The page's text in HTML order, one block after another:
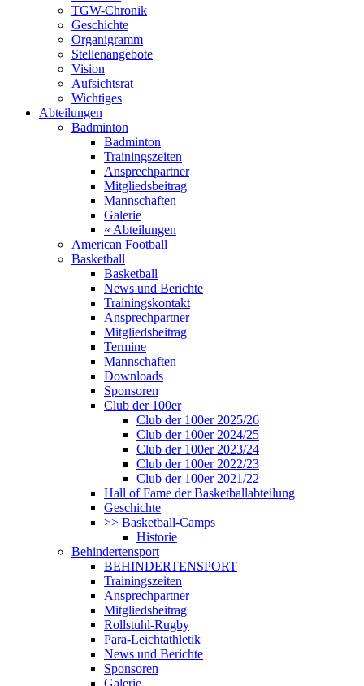
TGW-Chronik
Geschichte
Organigramm
Stellenangebote
Vision
Aufsichtsrat
Wichtiges
Abteilungen
Badminton
Badminton
Trainingszeiten
Ansprechpartner
Mitgliedsbeitrag
Mannschaften
Galerie
« Abteilungen
American Football
Basketball
Basketball
News und Berichte
Trainingskontakt
Ansprechpartner
Mitgliedsbeitrag
Termine
Mannschaften
Downloads
Sponsoren
Club der 100er
Club der 100er 2025/26
Club der 100er 2024/25
Club der 100er 2023/24
Club der 100er 2022/23
Club der 100er 2021/22
Hall of Fame der Basketballabteilung
Geschichte
>> Basketball-Camps
Historie
Behindertensport
BEHINDERTENSPORT
Trainingszeiten
Ansprechpartner
Mitgliedsbeitrag
Rollstuhl-Rugby
Para-Leichtathletik
News und Berichte
Sponsoren
Galerie